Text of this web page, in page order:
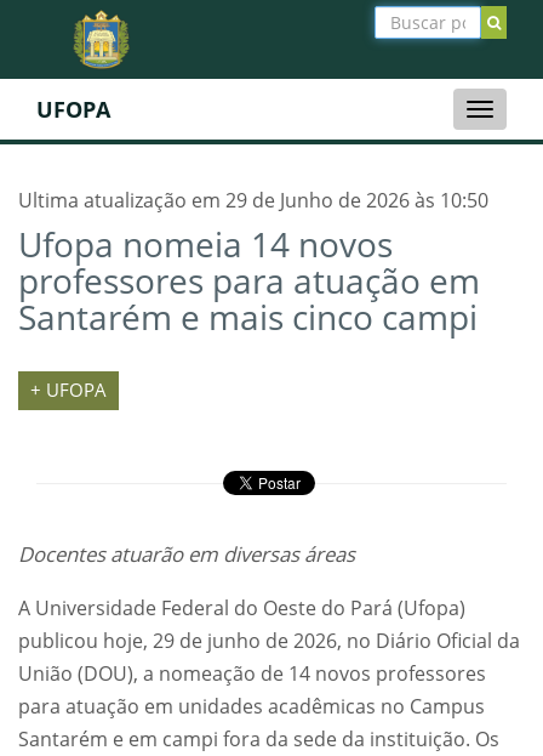
Toggle
UFOPA
Ultima atualização em 29 de Junho de 2026 às 10:50
Ufopa nomeia 14 novos
professores para atuação em
Santarém e mais cinco campi
+ UFOPA
Docentes atuarão em diversas áreas
A Universidade Federal do Oeste do Pará (Ufopa)
publicou hoje, 29 de junho de 2026, no Diário Oficial da
União (DOU), a nomeação de 14 novos professores
para atuação em unidades acadêmicas no Campus
Santarém e em campi fora da sede da instituição. Os